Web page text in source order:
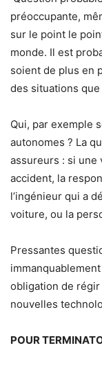
préoccupante,
sur le point le
monde. Il est
soient de plus en
des situations
Qui, par exemple
autonomes ? La
assureurs : si une
accident, la
l’ingénieur qui a
voiture, ou la
Pressantes
obligation de
nouvelles
POUR